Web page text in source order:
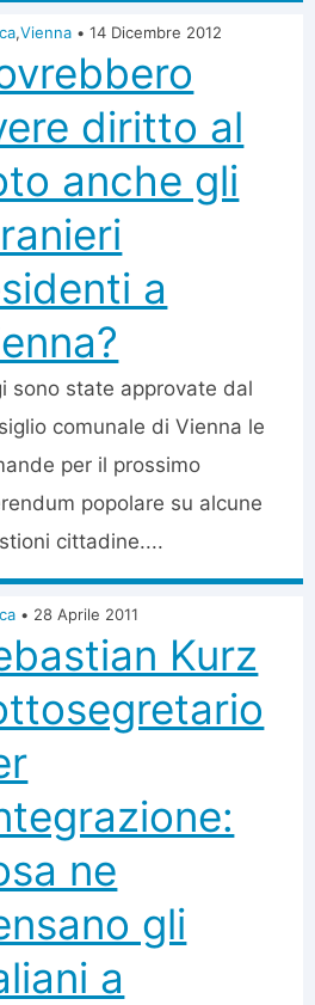
,Vienna • 14 Dicembre 2012
diritto al
anche gli
a
sono state approvate dal
comunale di Vienna le
per il prossimo
popolare su alcune
cittadine....
• 28 Aprile 2011
Kurz
ne
gli
a